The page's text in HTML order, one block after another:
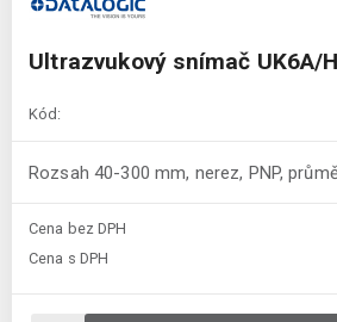
Ultrazvukový snímač UK6A/
Kód:
Rozsah 40-300 mm, nerez, PNP,
Cena bez DPH
Cena s DPH